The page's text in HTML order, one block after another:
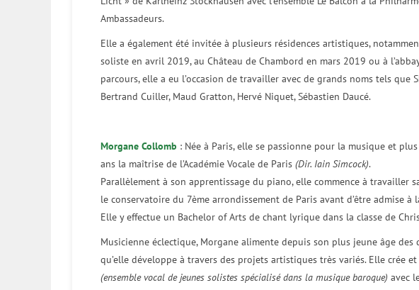
Ambassadeurs.
Elle a également été invitée à plusieurs résidences artistiques,
soliste en avril 2019, au Château de Chambord en mars 2019 ou à
parcours, elle a eu l’occasion de travailler avec de grands noms tels que
Bertrand Cuiller, Maud Gratton, Hervé Niquet, Sébastien Daucé.
Morgane Collomb : Née à Paris, elle se passionne pour la musique et
ans la maîtrise de l’Académie Vocale de Paris (Dir. Iain Simcock).
Parallèlement à son apprentissage du piano, elle commence à travailler
le conservatoire du 7ème arrondissement de Paris avant d’être admise
Elle y effectue un Bachelor of Arts de chant lyrique dans la classe de
Musicienne éclectique, Morgane alimente depuis son plus jeune âge
qu’elle développe à travers des projets artistiques très variés. Elle crée
(ensemble vocal de jeunes solistes spécialisé dans la musique baroque) avec